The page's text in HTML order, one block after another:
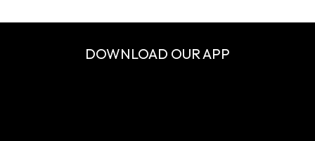
DOWNLOAD OUR APP